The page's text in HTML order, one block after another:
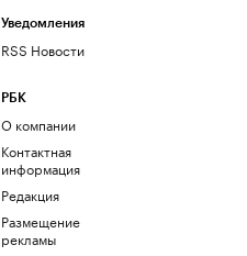
Уведомления
RSS Новости
РБК
О компании
Контактная
информация
Редакция
Размещение
рекламы